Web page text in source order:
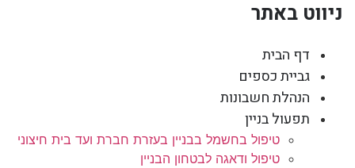
ניווט באתר
דף הבית
גביית כספים
הנהלת חשבונות
תפעול בניין
טיפול בחשמל בבניין בעזרת חברת ועד בית חיצוני
טיפול ודאגה לבטחון הבניין